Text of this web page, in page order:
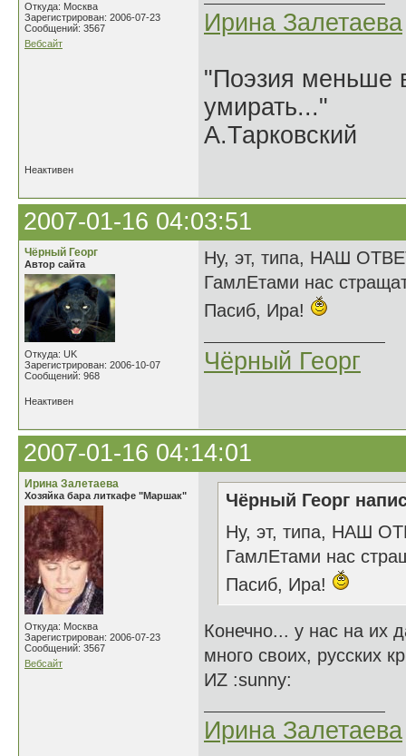
Откуда: Москва
Зарегистрирован: 2006-07-23
Сообщений: 3567
Вебсайт
Ирина Залетаева
"Поэзия меньше
умирать..."
А.Тарковский
Неактивен
2007-01-16 04:03:51
Чёрный Георг
Автор сайта
Откуда: UK
Зарегистрирован: 2006-10-07
Сообщений: 968
Ну, эт, типа, НАШ
ГамлЕтами нас
Пасиб, Ира!
Чёрный Георг
Неактивен
2007-01-16 04:14:01
Ирина Залетаева
Хозяйка бара литкафе "Маршак"
Откуда: Москва
Зарегистрирован: 2006-07-23
Сообщений: 3567
Вебсайт
Чёрный Георг
Ну, эт, типа, НАШ
ГамлЕтами нас
Пасиб, Ира!
Конечно... у нас на их
много своих, русских
ИZ :sunny:
Ирина Залетаева